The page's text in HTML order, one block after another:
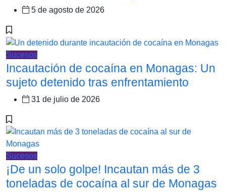
5 de agosto de 2026
Sucesos
Incautación de cocaína en Monagas: Un
sujeto detenido tras enfrentamiento
31 de julio de 2026
Sucesos
¡De un solo golpe! Incautan más de 3
toneladas de cocaína al sur de Monagas